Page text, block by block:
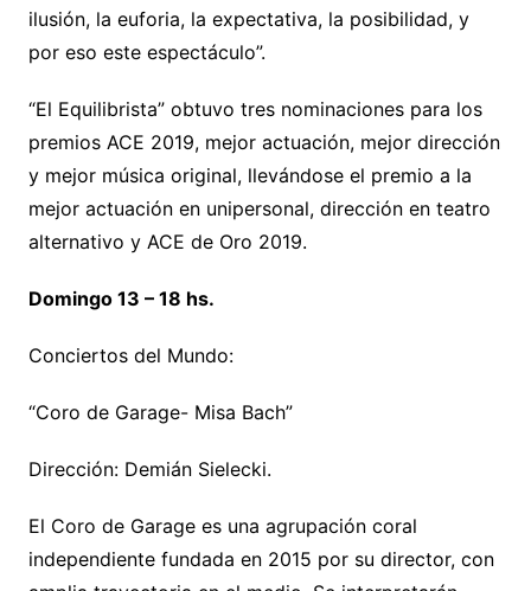
ilusión, la euforia, la expectativa, la posibilidad, y
por eso este espectáculo”.
“El Equilibrista” obtuvo tres nominaciones para los
premios ACE 2019, mejor actuación, mejor dirección
y mejor música original, llevándose el premio a la
mejor actuación en unipersonal, dirección en teatro
alternativo y ACE de Oro 2019.
Domingo 13 – 18 hs.
Conciertos del Mundo:
“Coro de Garage- Misa Bach”
Dirección: Demián Sielecki.
El Coro de Garage es una agrupación coral
independiente fundada en 2015 por su director, con